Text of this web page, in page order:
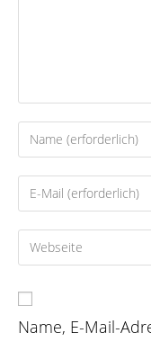
Gib
deinen
Namen
oder
zum
Kommentieren
ein
Gib
deine
E-
Mail-
zum
Kommentieren
Gib
deine
URL
ein
Name, E-Mail-